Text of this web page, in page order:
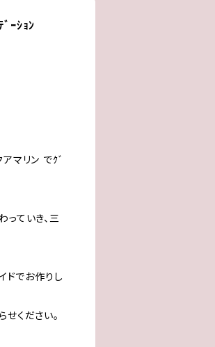
ﾞｰｼｮﾝ
マリン でｸﾞ
っていき、三
ドでお作りし
ください。